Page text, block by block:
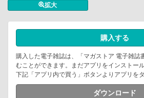
拡大
購入する
購入した電子雑誌は、「マガストア 電子雑誌
むことができます。まだアプリをインストー
下記「アプリ内で買う」ボタンよりアプリを
ダウンロード